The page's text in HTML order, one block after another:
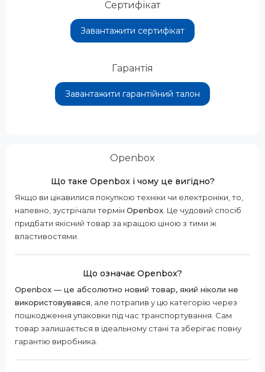
Сертифікат
Завантажити сертифікат
Гарантія
Завантажити гарантійний талон
Openbox
Що таке Openbox і чому це вигідно?
Якщо ви цікавилися покупкою техніки чи електроніки, то,
напевно, зустрічали термін Openbox . Це чудовий спосіб
придбати якісний товар за кращою ціною з тими ж
властивостями.
Що означає Openbox?
Openbox — це абсолютно новий товар, який ніколи не
використовувався , але потрапив у цю категорію через
пошкодження упаковки під час транспортування. Сам
товар залишається в ідеальному стані та зберігає повну
гарантію виробника.